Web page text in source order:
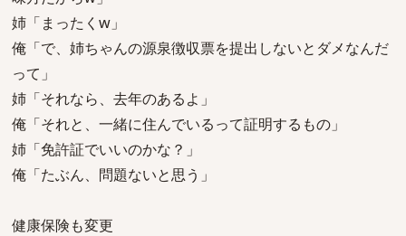
姉「まったくw」
俺「で、姉ちゃんの源泉徴収票を提出しないとダメなんだ
って」
姉「それなら、去年のあるよ」
俺「それと、一緒に住んでいるって証明するもの」
姉「免許証でいいのかな？」
俺「たぶん、問題ないと思う」
健康保険も変更